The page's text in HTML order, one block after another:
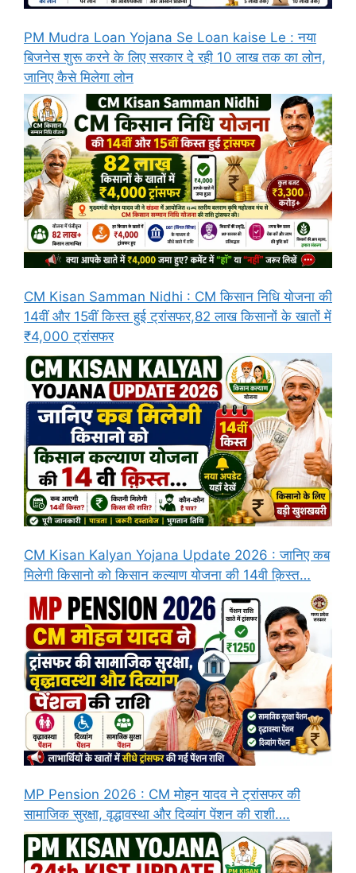
PM Mudra Loan Yojana Se Loan kaise Le : नया
बिजनेस शुरू करने के लिए सरकार दे रही 10 लाख तक का लोन,
जानिए कैसे मिलेगा लोन
CM Kisan Samman Nidhi : CM किसान निधि योजना की
14वीं और 15वीं किस्त हुई ट्रांसफर,82 लाख किसानों के खातों में
₹4,000 ट्रांसफर
CM Kisan Kalyan Yojana Update 2026 : जानिए कब
मिलेगी किसानो को किसान कल्याण योजना की 14वी क़िस्त…
MP Pension 2026 : CM मोहन यादव ने ट्रांसफर की
सामाजिक सुरक्षा, वृद्धावस्था और दिव्यांग पेंशन की राशी….